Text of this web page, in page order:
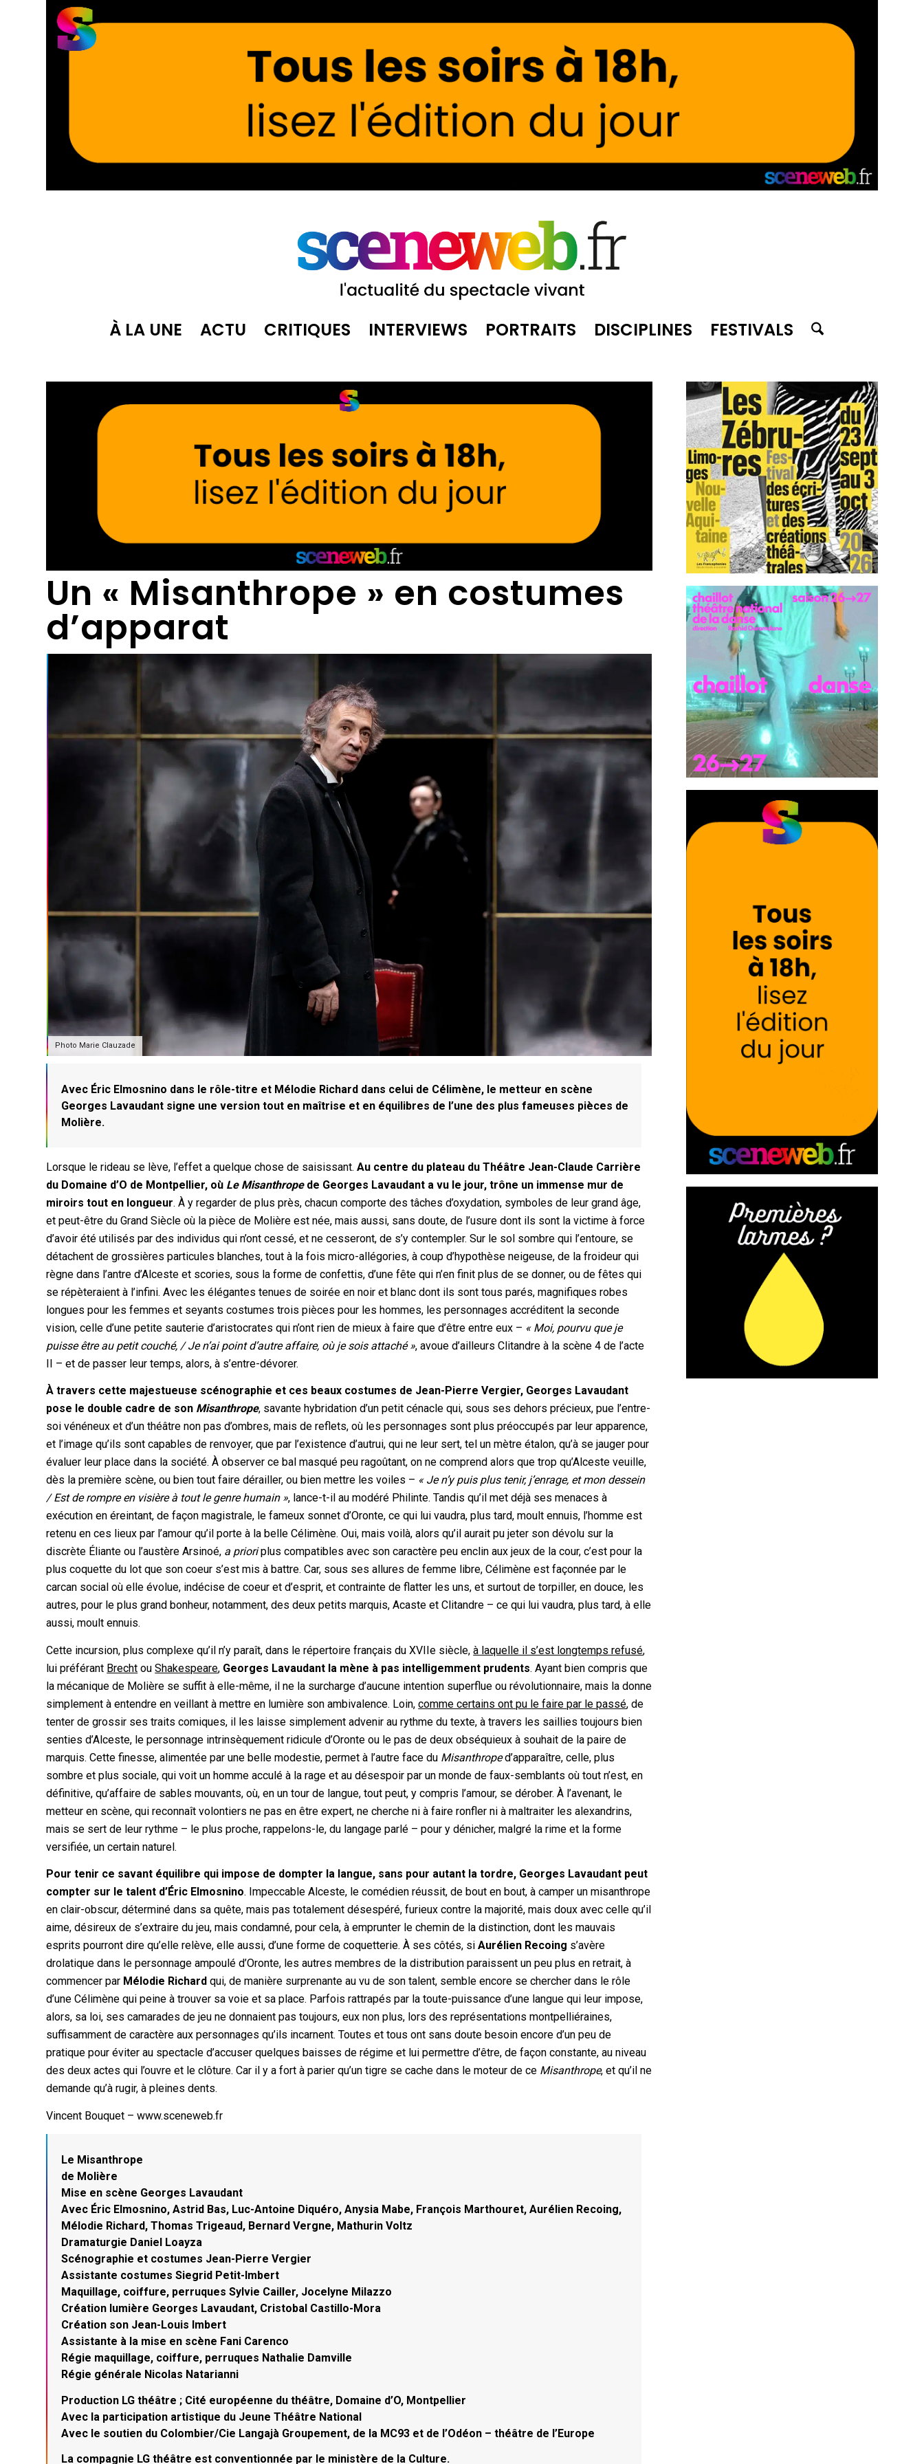
À LA UNE ACTU CRITIQUES INTERVIEWS PORTRAITS DISCIPLINES FESTIVALS
Un « Misanthrope » en costumes
d’apparat
Photo Marie Clauzade
Avec Éric Elmosnino dans le rôle-titre et Mélodie Richard dans celui de Célimène, le metteur en scène
Georges Lavaudant signe une version tout en maîtrise et en équilibres de l’une des plus fameuses pièces de
Molière.
Lorsque le rideau se lève, l’effet a quelque chose de saisissant.Au centre du plateau du Théâtre Jean-Claude Carrière
du Domaine d’O de Montpellier, où Le Misanthropede Georges Lavaudant a vu le jour, trône un immense mur de
miroirs tout en longueur. À y regarder de plus près, chacun comporte des tâches d’oxydation, symboles de leur grand âge,
et peut-être du Grand Siècle où la pièce de Molière est née, mais aussi, sans doute, de l’usure dont ils sont la victime à force
d’avoir été utilisés par des individus qui n’ont cessé, et ne cesseront, de s’y contempler. Sur le sol sombre qui l’entoure, se
détachent de grossières particules blanches, tout à la fois micro-allégories, à coup d’hypothèse neigeuse, de la froideur qui
règne dans l’antre d’Alceste et scories, sous la forme de confettis, d’une fête qui n’en finit plus de se donner, ou de fêtes qui
se répèteraient à l’infini. Avec les élégantes tenues de soirée en noir et blanc dont ils sont tous parés, magnifiques robes
longues pour les femmes et seyants costumes trois pièces pour les hommes, les personnages accréditent la seconde
vision, celle d’une petite sauterie d’aristocrates qui n’ont rien de mieux à faire que d’être entre eux – « Moi, pourvu que je
puisse être au petit couché, / Je n’ai point d’autre affaire, où je sois attaché », avoue d’ailleurs Clitandre à la scène 4 de l’acte
II – et de passer leur temps, alors, à s’entre-dévorer.
À travers cette majestueuse scénographie et ces beaux costumes de Jean-Pierre Vergier, Georges Lavaudant
pose le double cadre de son Misanthrope, savante hybridation d’un petit cénacle qui, sous ses dehors précieux, pue l’entre-
soi vénéneux et d’un théâtre non pas d’ombres, mais de reflets, où les personnages sont plus préoccupés par leur apparence,
et l’image qu’ils sont capables de renvoyer, que par l’existence d’autrui, qui ne leur sert, tel un mètre étalon, qu’à se jauger pour
évaluer leur place dans la société. À observer ce bal masqué peu ragoûtant, on ne comprend alors que trop qu’Alceste veuille,
dès la première scène, ou bien tout faire dérailler, ou bien mettre les voiles – « Je n’y puis plus tenir, j’enrage, et mon dessein
/ Est de rompre en visière à tout le genre humain », lance-t-il au modéré Philinte. Tandis qu’il met déjà ses menaces à
exécution en éreintant, de façon magistrale, le fameux sonnet d’Oronte, ce qui lui vaudra, plus tard, moult ennuis, l’homme est
retenu en ces lieux par l’amour qu’il porte à la belle Célimène. Oui, mais voilà, alors qu’il aurait pu jeter son dévolu sur la
discrète Éliante ou l’austère Arsinoé, a prioriplus compatibles avec son caractère peu enclin aux jeux de la cour, c’est pour la
plus coquette du lot que son coeur s’est mis à battre. Car, sous ses allures de femme libre, Célimène est façonnée par le
carcan social où elle évolue, indécise de coeur et d’esprit, et contrainte de flatter les uns, et surtout de torpiller, en douce, les
autres, pour le plus grand bonheur, notamment, des deux petits marquis, Acaste et Clitandre – ce qui lui vaudra, plus tard, à elle
aussi, moult ennuis.
Cette incursion, plus complexe qu’il n’y paraît, dans le répertoire français du XVIIe siècle,à laquelle il s’est longtemps refusé,
lui préférant Brecht ouShakespeare, Georges Lavaudant la mène à pas intelligemment prudents. Ayant bien compris que
la mécanique de Molière se suffit à elle-même, il ne la surcharge d’aucune intention superflue ou révolutionnaire, mais la donne
simplement à entendre en veillant à mettre en lumière son ambivalence. Loin,comme certains ont pu le faire par le passé, de
tenter de grossir ses traits comiques, il les laisse simplement advenir au rythme du texte, à travers les saillies toujours bien
senties d’Alceste, le personnage intrinsèquement ridicule d’Oronte ou le pas de deux obséquieux à souhait de la paire de
marquis. Cette finesse, alimentée par une belle modestie, permet à l’autre face du Misanthroped’apparaître, celle, plus
sombre et plus sociale, qui voit un homme acculé à la rage et au désespoir par un monde de faux-semblants où tout n’est, en
définitive, qu’affaire de sables mouvants, où, en un tour de langue, tout peut, y compris l’amour, se dérober. À l’avenant, le
metteur en scène, qui reconnaît volontiers ne pas en être expert, ne cherche ni à faire ronfler ni à maltraiter les alexandrins,
mais se sert de leur rythme – le plus proche, rappelons-le, du langage parlé – pour y dénicher, malgré la rime et la forme
versifiée, un certain naturel.
Pour tenir ce savant équilibre qui impose de dompter la langue, sans pour autant la tordre, Georges Lavaudant peut
compter sur le talent d’Éric Elmosnino. Impeccable Alceste, le comédien réussit, de bout en bout, à camper un misanthrope
en clair-obscur, déterminé dans sa quête, mais pas totalement désespéré, furieux contre la majorité, mais doux avec celle qu’il
aime, désireux de s’extraire du jeu, mais condamné, pour cela, à emprunter le chemin de la distinction, dont les mauvais
esprits pourront dire qu’elle relève, elle aussi, d’une forme de coquetterie. À ses côtés, siAurélien Recoing s’avère
drolatique dans le personnage ampoulé d’Oronte, les autres membres de la distribution paraissent un peu plus en retrait, à
commencer par Mélodie Richard qui, de manière surprenante au vu de son talent, semble encore se chercher dans le rôle
d’une Célimène qui peine à trouver sa voie et sa place. Parfois rattrapés par la toute-puissance d’une langue qui leur impose,
alors, sa loi, ses camarades de jeu ne donnaient pas toujours, eux non plus, lors des représentations montpelliéraines,
suffisamment de caractère aux personnages qu’ils incarnent. Toutes et tous ont sans doute besoin encore d’un peu de
pratique pour éviter au spectacle d’accuser quelques baisses de régime et lui permettre d’être, de façon constante, au niveau
des deux actes qui l’ouvre et le clôture. Car il y a fort à parier qu’un tigre se cache dans le moteur de ce Misanthrope, et qu’il ne
demande qu’à rugir, à pleines dents.
Vincent Bouquet – www.sceneweb.fr
Le Misanthrope
de Molière
Mise en scène Georges Lavaudant
Avec Éric Elmosnino, Astrid Bas, Luc-Antoine Diquéro, Anysia Mabe, François Marthouret, Aurélien Recoing,
Mélodie Richard, Thomas Trigeaud, Bernard Vergne, Mathurin Voltz
Dramaturgie Daniel Loayza
Scénographie et costumes Jean-Pierre Vergier
Assistante costumes Siegrid Petit-Imbert
Maquillage, coiffure, perruques Sylvie Cailler, Jocelyne Milazzo
Création lumière Georges Lavaudant, Cristobal Castillo-Mora
Création son Jean-Louis Imbert
Assistante à la mise en scène Fani Carenco
Régie maquillage, coiffure, perruques Nathalie Damville
Régie générale Nicolas Natarianni
Production LG théâtre ; Cité européenne du théâtre, Domaine d’O, Montpellier
Avec la participation artistique du Jeune Théâtre National
Avec le soutien du Colombier/Cie Langajà Groupement, de la MC93 et de l’Odéon – théâtre de l’Europe
La compagnie LG théâtre est conventionnée par le ministère de la Culture.